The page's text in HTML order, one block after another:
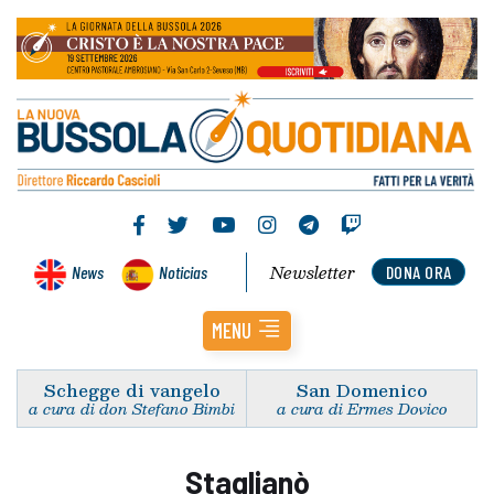
News Noticias DONA ORA
Newsletter
MENU
Schegge di vangelo
a cura di don Stefano Bimbi
San Domenico
a cura di Ermes Dovico
Staglianò